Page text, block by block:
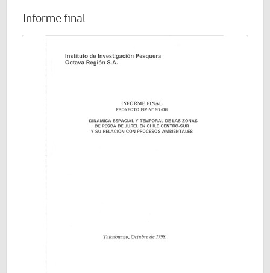
Informe final